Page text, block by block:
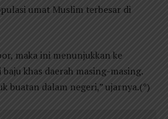
umat Muslim terbesar di
maka ini menunjukkan ke
khas daerah masing-masing.
buatan dalam negeri,” ujarnya.(*)